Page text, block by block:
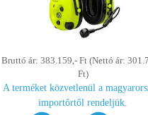
Bruttó ár: 383.159,- Ft (Nettó ár:
Ft)
A terméket közvetlenül a
importőrtől rendeljük.